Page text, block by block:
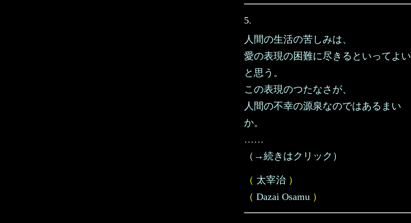
5.
人間の生活の苦しみは、
愛の表現の困難に尽きるといってよい
と思う。
この表現のつたなさが、
人間の不幸の源泉なのではあるまい
か。
……
（→続きはクリック）
（ 太宰治 ）
（ Dazai Osamu ）